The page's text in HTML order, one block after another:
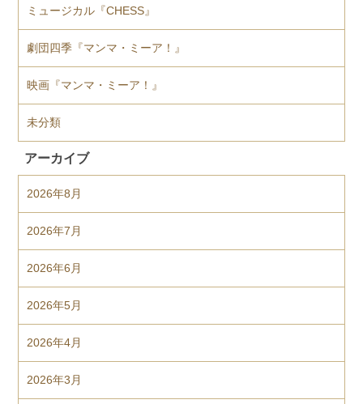
ミュージカル『CHESS』
劇団四季『マンマ・ミーア！』
映画『マンマ・ミーア！』
未分類
アーカイブ
2026年8月
2026年7月
2026年6月
2026年5月
2026年4月
2026年3月